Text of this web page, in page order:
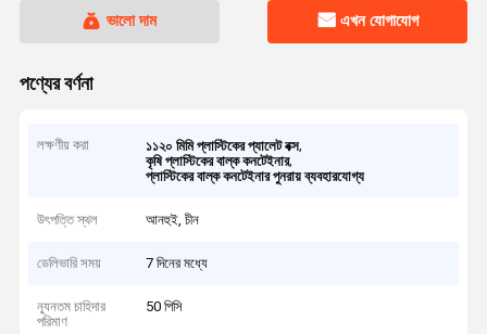
ভালো দাম এখন যোগাযোগ
পণ্যের বর্ণনা
লক্ষণীয় করা ১১২০ মিমি প্লাস্টিকের প্যালেট বক্স,
কৃষি প্লাস্টিকের বাল্ক কনটেইনার,
প্লাস্টিকের বাল্ক কনটেইনার পুনরায় ব্যবহারযোগ্য
উৎপত্তি স্থল আনহুই, চীন
ডেলিভারি সময় 7 দিনের মধ্যে
ন্যূনতম চাহিদার
পরিমাণ
50 পিসি